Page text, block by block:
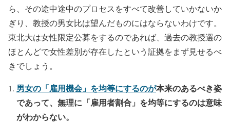
ら、その途中途中のプロセスをすべて改善していかないか
ぎり、教授の男女比は望んだものにはならないわけです。
東北大は女性限定公募をするのであれば、過去の教授選の
ほとんどで女性差別が存在したという証拠をまず見せるべ
きでしょう。
男女の「雇用機会」を均等にするのが本来のあるべき姿
であって、無理に「雇用者割合」を均等にするのは意味
がわからない。